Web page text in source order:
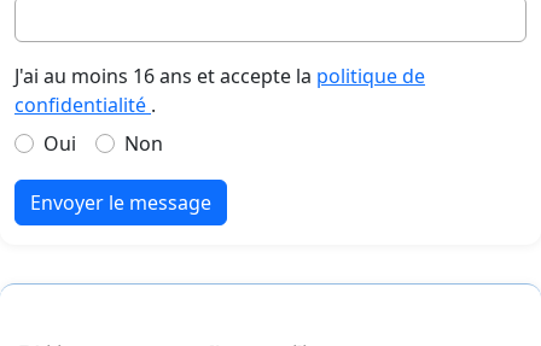
J'ai au moins 16 ans et accepte la politique de
confidentialité .
Oui
Non
Envoyer le message